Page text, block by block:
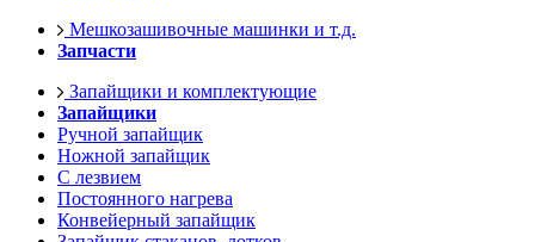
Мешкозашивочные машинки и т.д.
Запчасти
Запайщики и комплектующие
Запайщики
Ручной запайщик
Ножной запайщик
С лезвием
Постоянного нагрева
Конвейерный запайщик